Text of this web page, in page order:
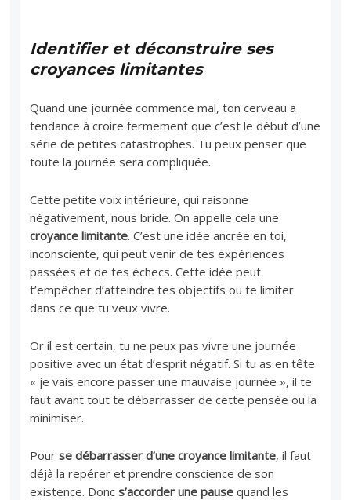
Identifier et déconstruire ses
croyances limitantes
Quand une journée commence mal, ton cerveau a
tendance à croire fermement que c’est le début d’une
série de petites catastrophes. Tu peux penser que
toute la journée sera compliquée.
Cette petite voix intérieure, qui raisonne
négativement, nous bride. On appelle cela une
croyance limitante. C’est une idée ancrée en toi,
inconsciente, qui peut venir de tes expériences
passées et de tes échecs. Cette idée peut
t’empêcher d’atteindre tes objectifs ou te limiter
dans ce que tu veux vivre.
Or il est certain, tu ne peux pas vivre une journée
positive avec un état d’esprit négatif. Si tu as en tête
« je vais encore passer une mauvaise journée », il te
faut avant tout te débarrasser de cette pensée ou la
minimiser.
Pourse débarrasser d’une croyance limitante, il faut
déjà la repérer et prendre conscience de son
existence. Doncs’accorder une pausequand les